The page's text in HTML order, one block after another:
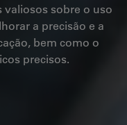
sobre o uso
a precisão e a
bem como o
precisos.